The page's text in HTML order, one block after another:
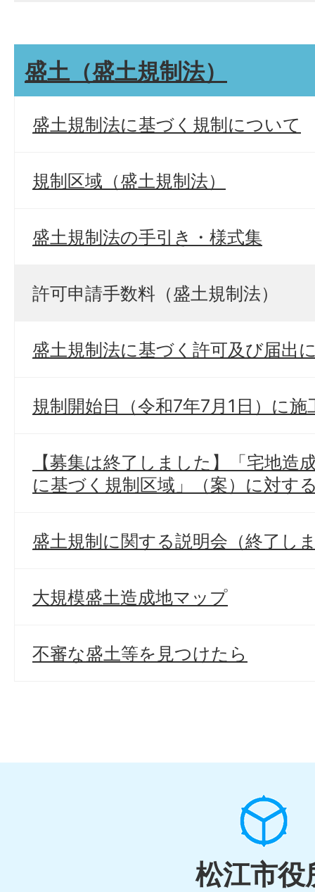
盛土（盛土規制法）
盛土規制法に基づく規制について
規制区域（盛土規制法）
盛土規制法の手引き・様式集
許可申請手数料（盛土規制法）
盛土規制法に基づく許可及び届出
規制開始日（令和7年7月1日）に
【募集は終了しました】「宅地造
に基づく規制区域」（案）に対す
盛土規制に関する説明会（終了し
大規模盛土造成地マップ
不審な盛土等を見つけたら
松江市役